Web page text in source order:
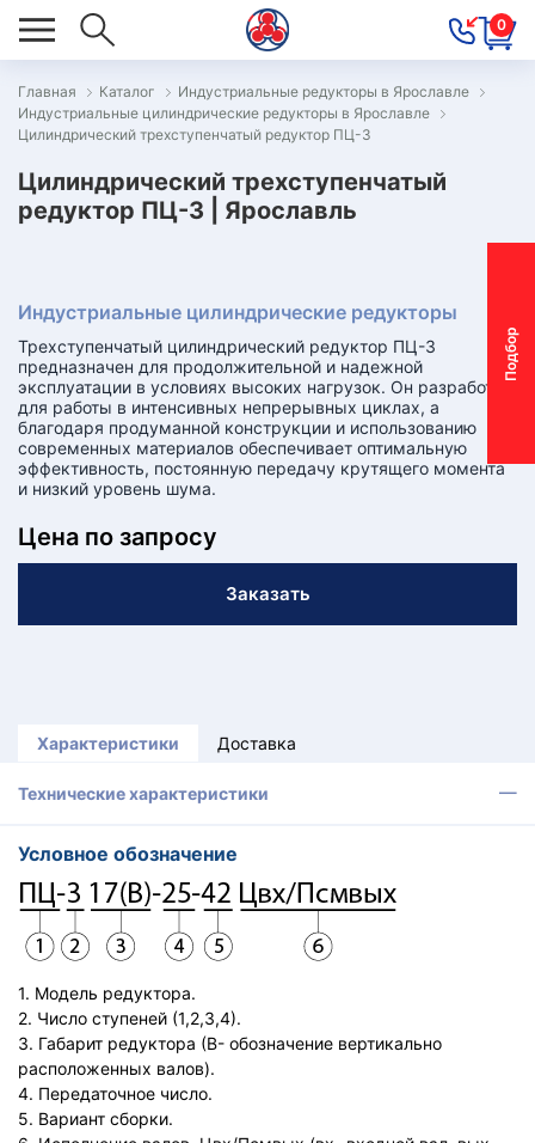
0
П
о
д
б
о
р
м
о
т
о
р
-
р
е
д
у
к
т
о
р
Главная Каталог
Индустриальные редукторы в Ярославле
Индустриальные цилиндрические редукторы в Ярославле
Цилиндрический трехступенчатый редуктор ПЦ-3
Цилиндрический трехступенчатый
редуктор ПЦ-3 | Ярославль
Индустриальные цилиндрические редукторы
Трехступенчатый цилиндрический редуктор ПЦ-3
предназначен для продолжительной и надежной
эксплуатации в условиях высоких нагрузок. Он разработан
для работы в интенсивных непрерывных циклах, а
благодаря продуманной конструкции и использованию
современных материалов обеспечивает оптимальную
эффективность, постоянную передачу крутящего момента
и низкий уровень шума.
Цена по запросу
Заказать
Характеристики Доставка
Технические характеристики
Условное обозначение
1. Модель редуктора.
2. Число ступеней (1,2,3,4).
3. Габарит редуктора (В- обозначение вертикально
расположенных валов).
4. Передаточное число.
5. Вариант сборки.